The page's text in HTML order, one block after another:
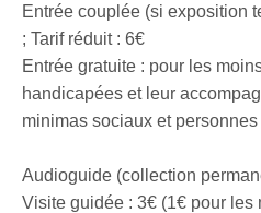
Entrée couplée (si exposition
; Tarif réduit : 6€
Entrée gratuite : pour les
handicapées et leur
minimas sociaux et
Audioguide (collection
Visite guidée : 3€ (1€ pour les